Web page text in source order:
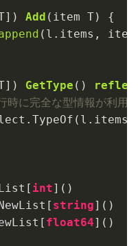
Add (item T)
{
(l.items,
GetType ()
に完全な型情報が利用
int]()
string]()
float64]()